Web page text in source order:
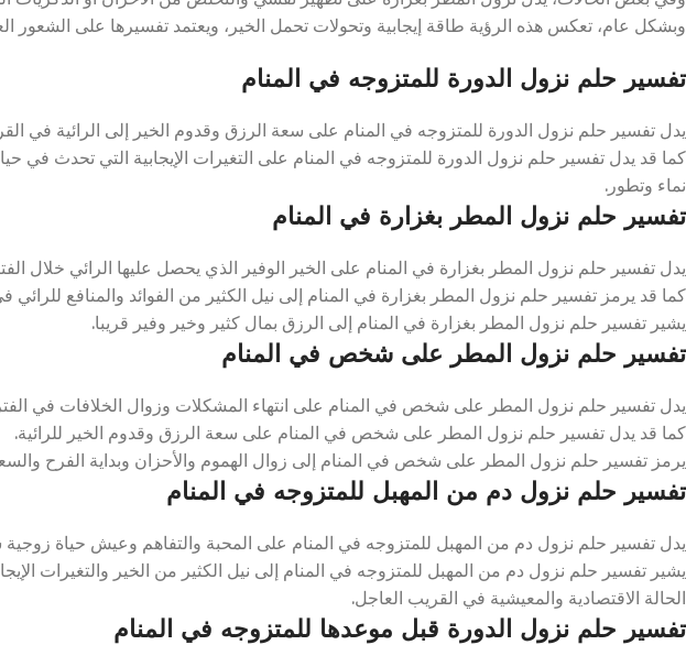
وبشكل عام، تعكس هذه الرؤية طاقة إيجابية وتحولات تحمل الخير، ويعتمد تفسيرها على الشعور
تفسير حلم نزول الدورة للمتزوجه في المنام
يدل تفسير حلم نزول الدورة للمتزوجه في المنام على سعة الرزق وقدوم الخير إلى الرائية في
كما قد يدل تفسير حلم نزول الدورة للمتزوجه في المنام على التغيرات الإيجابية التي تحدث في حياة
نماء وتطور.
تفسير حلم نزول المطر بغزارة في المنام
يدل تفسير حلم نزول المطر بغزارة في المنام على الخير الوفير الذي يحصل عليها الرائي خلال
كما قد يرمز تفسير حلم نزول المطر بغزارة في المنام إلى نيل الكثير من الفوائد والمنافع للرائي
يشير تفسير حلم نزول المطر بغزارة في المنام إلى الرزق بمال كثير وخير وفير قريبا.
تفسير حلم نزول المطر على شخص في المنام
يدل تفسير حلم نزول المطر على شخص في المنام على انتهاء المشكلات وزوال الخلافات في
كما قد يدل تفسير حلم نزول المطر على شخص في المنام على سعة الرزق وقدوم الخير للرائية.
يرمز تفسير حلم نزول المطر على شخص في المنام إلى زوال الهموم والأحزان وبداية الفرح
تفسير حلم نزول دم من المهبل للمتزوجه في المنام
يدل تفسير حلم نزول دم من المهبل للمتزوجه في المنام على المحبة والتفاهم وعيش حياة
يشير تفسير حلم نزول دم من المهبل للمتزوجه في المنام إلى نيل الكثير من الخير والتغيرات
الحالة الاقتصادية والمعيشية في القريب العاجل.
تفسير حلم نزول الدورة قبل موعدها للمتزوجه في المنام